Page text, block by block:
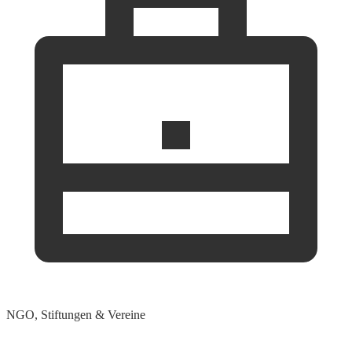
NGO, Stiftungen & Vereine